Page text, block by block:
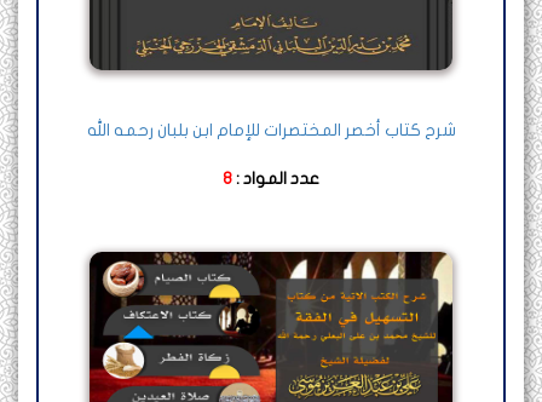
شرح كتاب أخصر المختصرات للإمام ابن بلبان رحمه الله
عدد المواد : 8